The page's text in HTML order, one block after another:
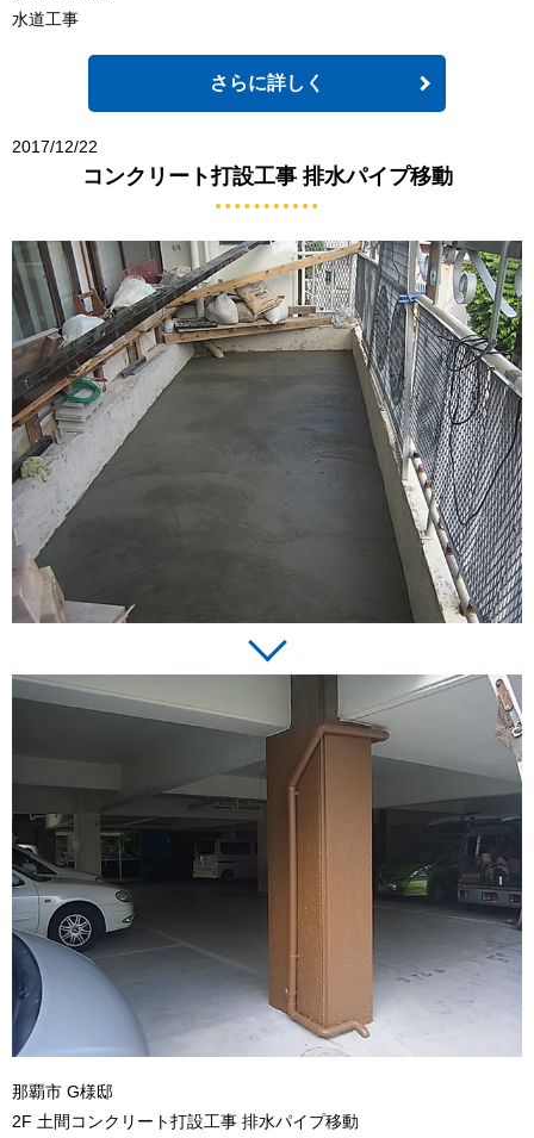
水道工事
さらに詳しく
2017/12/22
コンクリート打設工事 排水パイプ移動
那覇市 G様邸
2F 土間コンクリート打設工事 排水パイプ移動